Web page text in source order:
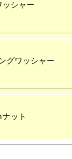
ッシャー
グワッシャー
ナット